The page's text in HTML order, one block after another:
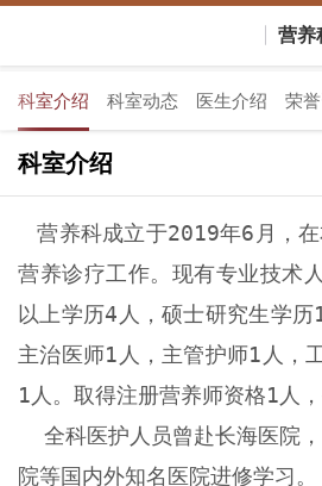
营养
科室介绍 科室动态 医生介绍 荣
科室介绍
营养科成立于2019年6月，
营养诊疗工作。现有专业技术
以上学历4人，硕士研究生学历
主治医师1人，主管护师1人，
1人。取得注册营养师资格1人
全科医护人员曾赴长海医院
院等国内外知名医院进修学习。